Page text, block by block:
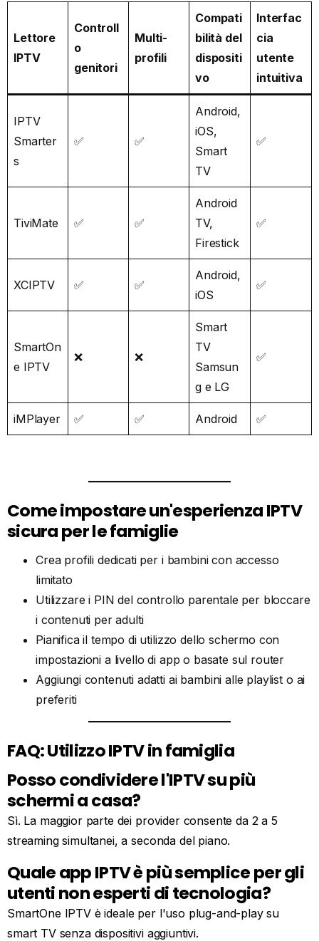
Lettore
IPTV
Controll
o
genitori
Multi-
profili
Compati
bilità del
dispositi
vo
Interfac
cia
utente
intuitiva
IPTV
Smarter
s
✅ ✅
Android,
iOS,
Smart
TV
✅
TiviMate ✅ ✅
Android
TV,
Firestick
✅
XCIPTV ✅ ✅
Android,
iOS
✅
SmartOn
e IPTV
❌ ❌
Smart
TV
Samsun
g e LG
✅
iMPlayer ✅ ✅ Android ✅
Come impostare un'esperienza IPTV
sicura per le famiglie
Crea profili dedicati per i bambini con accesso
limitato
Utilizzare i PIN del controllo parentale per bloccare
i contenuti per adulti
Pianifica il tempo di utilizzo dello schermo con
impostazioni a livello di app o basate sul router
Aggiungi contenuti adatti ai bambini alle playlist o ai
preferiti
FAQ: Utilizzo IPTV in famiglia
Posso condividere l'IPTV su più
schermi a casa?
Sì. La maggior parte dei provider consente da 2 a 5
streaming simultanei, a seconda del piano.
Quale app IPTV è più semplice per gli
utenti non esperti di tecnologia?
SmartOne IPTV è ideale per l'uso plug-and-play su
smart TV senza dispositivi aggiuntivi.